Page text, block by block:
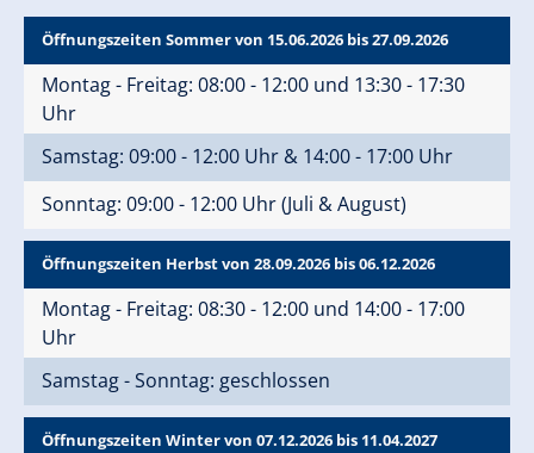
Öffnungszeiten Sommer von 15.06.2026 bis 27.09.2026
Montag - Freitag: 08:00 - 12:00 und 13:30 - 17:30
Uhr
Samstag: 09:00 - 12:00 Uhr & 14:00 - 17:00 Uhr
Sonntag: 09:00 - 12:00 Uhr (Juli & August)
Öffnungszeiten Herbst von 28.09.2026 bis 06.12.2026
Montag - Freitag: 08:30 - 12:00 und 14:00 - 17:00
Uhr
Samstag - Sonntag: geschlossen
Öffnungszeiten Winter von 07.12.2026 bis 11.04.2027